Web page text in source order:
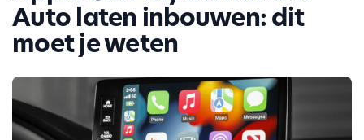
Auto laten inbouwen: dit
moet je weten